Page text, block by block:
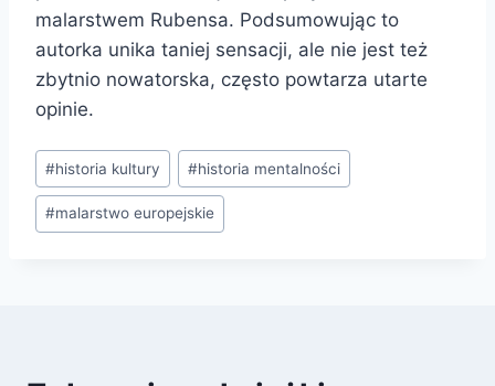
malarstwem Rubensa. Podsumowując to
autorka unika taniej sensacji, ale nie jest też
zbytnio nowatorska, często powtarza utarte
opinie.
Tagi
wpisu:
#historia kultury #historia mentalności
#malarstwo europejskie